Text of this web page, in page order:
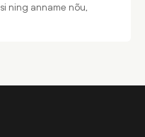
ning anname nõu,